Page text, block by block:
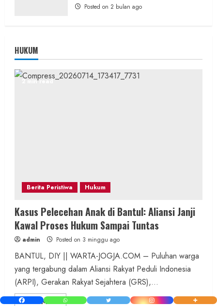
Posted on 2 bulan ago
HUKUM
2 min read
Berita Peristiwa Hukum
Kasus Pelecehan Anak di Bantul: Aliansi Janji
Kawal Proses Hukum Sampai Tuntas
admin Posted on 3 minggu ago
BANTUL, DIY || WARTA-JOGJA.COM – Puluhan warga
yang tergabung dalam Aliansi Rakyat Peduli Indonesia
(ARPI), Gerakan Rakyat Sejahtera (GRS),...
Read More Read